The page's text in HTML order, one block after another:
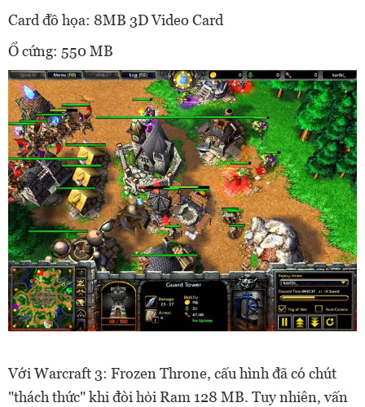
Card đồ họa: 8MB 3D Video Card
Ổ cứng: 550 MB
Với Warcraft 3: Frozen Throne, cấu hình đã có chút
"thách thức" khi đòi hỏi Ram 128 MB. Tuy nhiên, vấn